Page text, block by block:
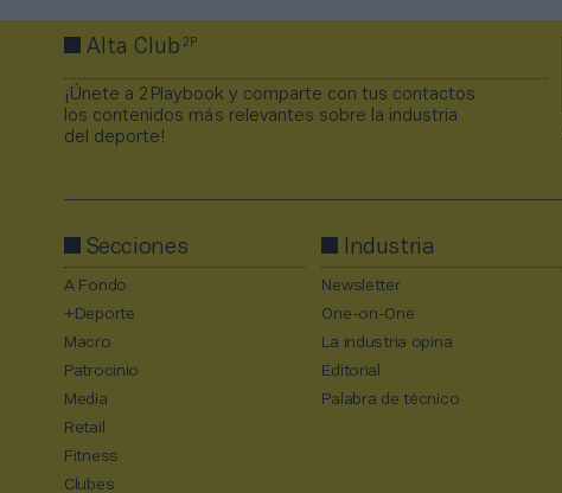
Alta Club2P
¡Únete a 2Playbook y comparte con tus contactos
los contenidos más relevantes sobre la industria
del deporte!
Secciones
A Fondo
+Deporte
Macro
Patrocinio
Media
Retail
Fitness
Clubes
Industria
Newsletter
One-on-One
La industria opina
Editorial
Palabra de técnico